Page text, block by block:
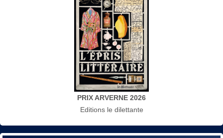
PRIX ARVERNE 2026
Editions le dilettante